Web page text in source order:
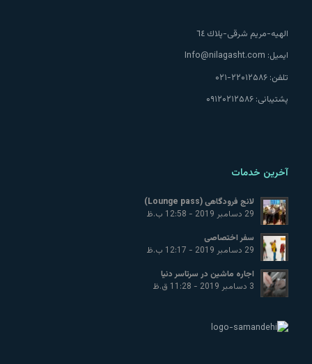
الهيه-مريم شرقى-پلاك ٦٤
ایمیل: Info@nilagasht.com
تلفن:
پشتیبانی:
آخرین خدمات
لانج فرودگاهی (Lounge pass)
29 دسامبر 2019 - 12:58 ب.ظ
سفر اختصاصی
29 دسامبر 2019 - 12:17 ب.ظ
اجاره ماشین در سرتاسر دنیا
3 دسامبر 2019 - 11:28 ق.ظ